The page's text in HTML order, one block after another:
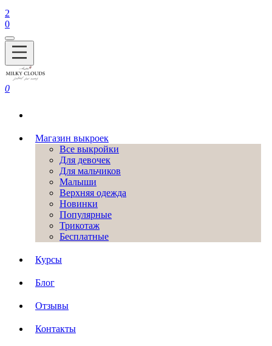
2
0
0
Магазин выкроек
Все выкройки
Для девочек
Для мальчиков
Малыши
Верхняя одежда
Новинки
Популярные
Трикотаж
Бесплатные
Курсы
Блог
Отзывы
Контакты